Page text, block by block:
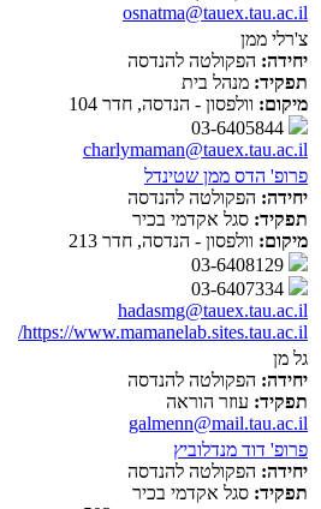
osnatma@tauex.tau.ac.il
צ'רלי ממן
יחידה: הפקולטה להנדסה
תפקיד: מנהל בית
מיקום: וולפסון - הנדסה, חדר 104
charlymaman@tauex.tau.ac.il
פרופ' הדס ממן שטינדל
יחידה: הפקולטה להנדסה
תפקיד: סגל אקדמי בכיר
מיקום: וולפסון - הנדסה, חדר 213
hadasmg@tauex.tau.ac.il
https://www.mamanelab.sites.tau.ac.il/
גל מן
יחידה: הפקולטה להנדסה
תפקיד: עוזר הוראה
galmenn@mail.tau.ac.il
פרופ' דוד מנדלוביץ
יחידה: הפקולטה להנדסה
תפקיד: סגל אקדמי בכיר